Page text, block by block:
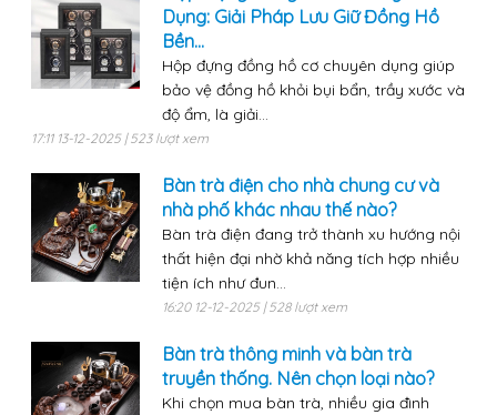
Dụng: Giải Pháp Lưu Giữ Đồng Hồ
Bền...
Hộp đựng đồng hồ cơ chuyên dụng giúp
bảo vệ đồng hồ khỏi bụi bẩn, trầy xước và
độ ẩm, là giải...
17:11 13-12-2025 | 523 lượt xem
Bàn trà điện cho nhà chung cư và
nhà phố khác nhau thế nào?
Bàn trà điện đang trở thành xu hướng nội
thất hiện đại nhờ khả năng tích hợp nhiều
tiện ích như đun...
16:20 12-12-2025 | 528 lượt xem
Bàn trà thông minh và bàn trà
truyền thống. Nên chọn loại nào?
Khi chọn mua bàn trà, nhiều gia đình